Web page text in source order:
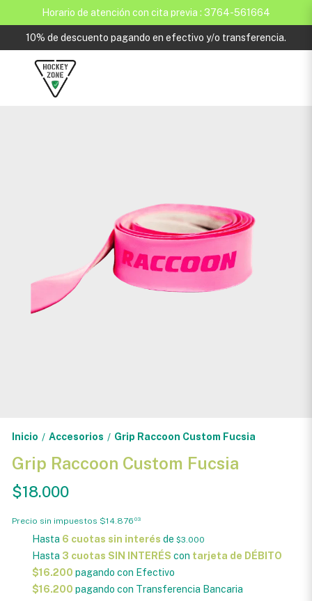
Horario de atención con cita previa : 3764-561664
10% de descuento pagando en efectivo y/o transferencia.
Inicio / Accesorios / Grip Raccoon Custom Fucsia
Grip Raccoon Custom Fucsia
$18.000
Precio sin impuestos $14.876 03
Hasta 6 cuotas sin interés de $3.000
Hasta 3 cuotas SIN INTERÉS con tarjeta de DÉBITO
$16.200 pagando con Efectivo
$16.200 pagando con Transferencia Bancaria